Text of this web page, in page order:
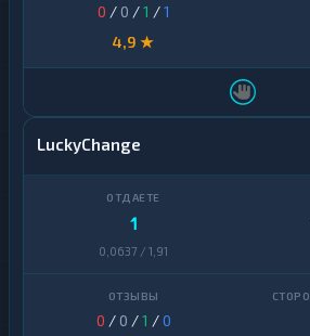
0 / 0 /1 /1
4,9 ★
LuckyChange
1
0,0637 / 1,91
0 / 0 /1 /0